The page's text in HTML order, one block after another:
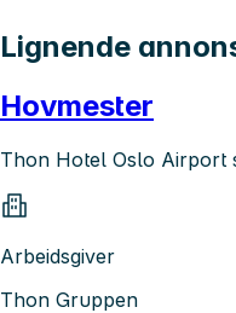
Lignende
Hovmester
Thon Hotel Oslo Airport
Arbeidsgiver
Thon Gruppen